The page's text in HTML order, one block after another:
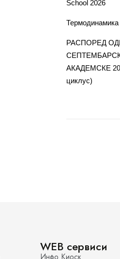
School 2026
Термодинамика
РАСПОРЕД
АКАДЕМСКЕ
циклус)
WEB сервиси